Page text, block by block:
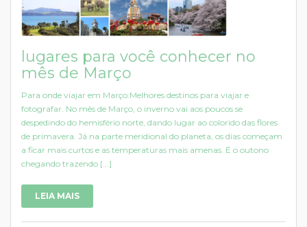
lugares para você conhecer no
mês de Março
Para onde viajar em Março:Melhores destinos para viajar e
fotografar. No mês de Março, o inverno vai aos poucos se
despedindo do hemisfério norte, dando lugar ao colorido das flores
de primavera. Já na parte meridional do planeta, os dias começam
a ficar mais curtos e as temperaturas mais amenas. É o outono
chegando trazendo [...]
LEIA MAIS